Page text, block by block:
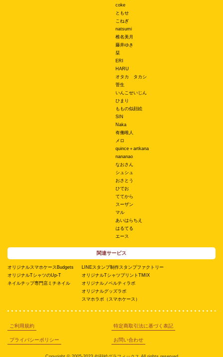
coke
ともせ
こねぎ
natsumi
椎名美月
藤井ゆき
栞
ERI
HARU
オタカ タカシ
菅生
いんこせいじん
ひまり
ももの似顔絵
SIN
Naka
有働唯人
メロ
quince＋artkana
nananao
なおさん
シュシュ
おさとう
ひでお
ててから
スーザン
マル
あいはらちえ
はるてる
エース
関連サービス
オリジナルスマホケースBudgets
オリジナルTシャツのUp-T
ネイルチップ専門店ミチネイル
LINEスタンプ制作スタンプファクトリー
オリジナルTシャツプリントTMIX
オリジナルノベルティラボ
オリジナルグッズラボ
スマホラボ（スマホケース）
ご利用規約 特定商取引法に基づく表記
プライバシーポリシー お問い合わせ